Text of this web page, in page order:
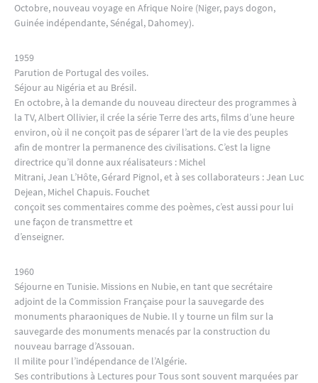
Octobre, nouveau voyage en Afrique Noire (Niger, pays dogon,
Guinée indépendante, Sénégal, Dahomey).
1959
Parution de Portugal des voiles.
Séjour au Nigéria et au Brésil.
En octobre, à la demande du nouveau directeur des programmes à
la TV, Albert Ollivier, il crée la série Terre des arts, films d’une heure
environ, où il ne conçoit pas de séparer l’art de la vie des peuples
afin de montrer la permanence des civilisations. C’est la ligne
directrice qu’il donne aux réalisateurs : Michel
Mitrani, Jean L’Hôte, Gérard Pignol, et à ses collaborateurs : Jean Luc
Dejean, Michel Chapuis. Fouchet
conçoit ses commentaires comme des poèmes, c’est aussi pour lui
une façon de transmettre et
d’enseigner.
1960
Séjourne en Tunisie. Missions en Nubie, en tant que secrétaire
adjoint de la Commission Française pour la sauvegarde des
monuments pharaoniques de Nubie. Il y tourne un film sur la
sauvegarde des monuments menacés par la construction du
nouveau barrage d’Assouan.
Il milite pour l’indépendance de l’Algérie.
Ses contributions à Lectures pour Tous sont souvent marquées par